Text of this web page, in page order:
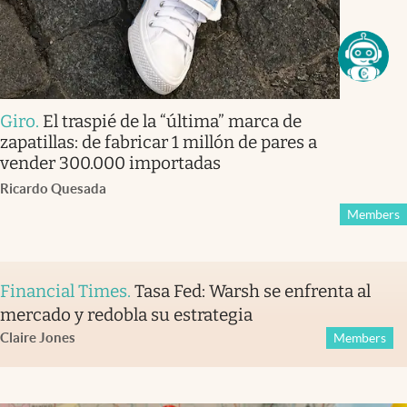
Giro. El traspié de la “última” marca de
zapatillas: de fabricar 1 millón de pares a
vender 300.000 importadas
Ricardo Quesada
Members
Financial Times. Tasa Fed: Warsh se enfrenta al
mercado y redobla su estrategia
Claire Jones Members